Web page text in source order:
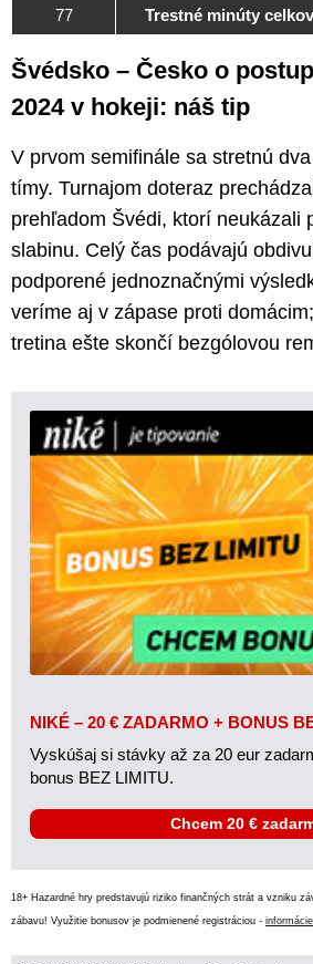
77 Trestné minúty
Švédsko – Česko o
2024 v hokeji: náš tip
V prvom semifinále sa stretnú
tímy. Turnajom doteraz
prehľadom Švédi, ktorí neukázali
slabinu. Celý čas podávajú
podporené jednoznačnými
veríme aj v zápase proti
tretina ešte skončí bezgólovou
NIKÉ – 20 € ZADARMO + BONUS
Vyskúšaj si stávky až za 20 eur
bonus BEZ LIMITU.
Chcem 20 €
18+ Hazardné hry predstavujú riziko finančných strát a vzniku
zábavu! Využitie bonusov je podmienené registráciou -